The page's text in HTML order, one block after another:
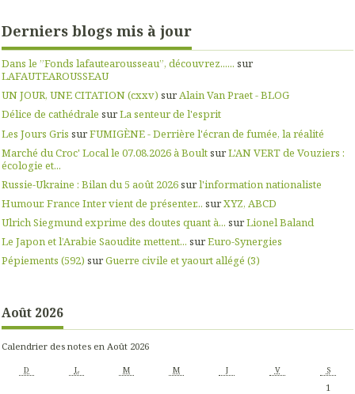
Derniers blogs mis à jour
Dans le ”Fonds lafautearousseau”, découvrez...... sur
LAFAUTEAROUSSEAU
UN JOUR, UNE CITATION (cxxv) surAlain Van Praet - BLOG
Délice de cathédrale surLa senteur de l'esprit
Les Jours Gris surFUMIGÈNE - Derrière l'écran de fumée, la réalité
Marché du Croc' Local le 07.08.2026 à BoultsurL'AN VERT de Vouziers :
écologie et...
Russie-Ukraine : Bilan du 5 août 2026surl'information nationaliste
Humour. France Inter vient de présenter... surXYZ, ABCD
Ulrich Siegmund exprime des doutes quant à... surLionel Baland
Le Japon et l’Arabie Saoudite mettent... surEuro-Synergies
Pépiements (592) surGuerre civile et yaourt allégé (3)
Août 2026
Calendrier des notes en Août 2026
D L M M J V S
1